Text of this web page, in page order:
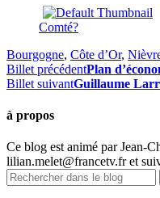
Comté?
Bourgogne, Côte d’Or,
Billet précédentPlan
Billet suivantGuillaume
à propos
Ce blog est animé par Jean-
lilian.melet@francetv.fr et